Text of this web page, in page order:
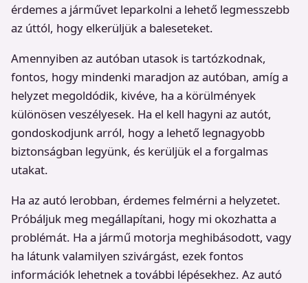
érdemes a járművet leparkolni a lehető legmesszebb
az úttól, hogy elkerüljük a baleseteket.
Amennyiben az autóban utasok is tartózkodnak,
fontos, hogy mindenki maradjon az autóban, amíg a
helyzet megoldódik, kivéve, ha a körülmények
különösen veszélyesek. Ha el kell hagyni az autót,
gondoskodjunk arról, hogy a lehető legnagyobb
biztonságban legyünk, és kerüljük el a forgalmas
utakat.
Ha az autó lerobban, érdemes felmérni a helyzetet.
Próbáljuk meg megállapítani, hogy mi okozhatta a
problémát. Ha a jármű motorja meghibásodott, vagy
ha látunk valamilyen szivárgást, ezek fontos
információk lehetnek a további lépésekhez. Az autó